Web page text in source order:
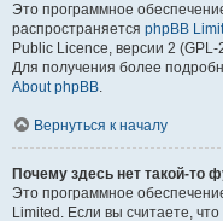
Это программное
распространяется phpBB
Public Licence, версии 2
Для получения более
About phpBB.
Вернуться к началу
Почему здесь нет такой-то
Это программное
Limited. Если вы считаете,